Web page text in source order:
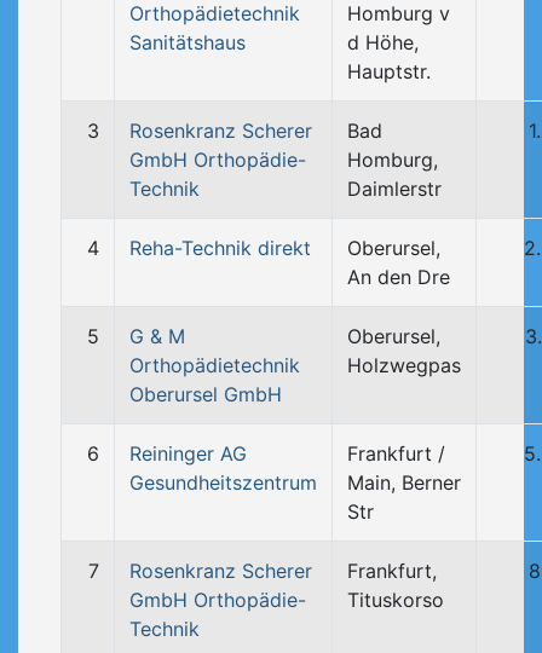
Orthopädietechnik
Sanitätshaus
Homburg v
d Höhe,
Hauptstr.
3
Rosenkranz Scherer
GmbH Orthopädie-
Technik
Bad
Homburg,
Daimlerstr
4 Reha-Technik direkt
Oberursel,
An den Dre
5
G & M
Orthopädietechnik
Oberursel GmbH
Oberursel,
Holzwegpas
6
Reininger AG
Gesundheitszentrum
Frankfurt /
Main, Berner
Str
7
Rosenkranz Scherer
GmbH Orthopädie-
Technik
Frankfurt,
Tituskorso